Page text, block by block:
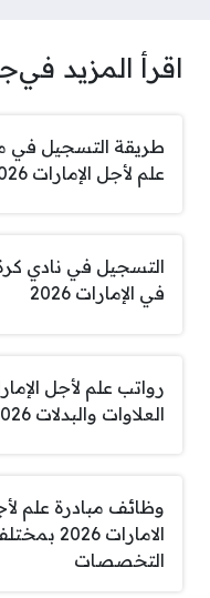
اقرأ المزيد في
طريقة التسجيل في
علم لأجل الإمارات 2026
التسجيل في نادي
في الإمارات 2026
رواتب علم لأجل
العلاوات والبدلات 2026
وظائف مبادرة علم
الامارات 2026
التخصصات